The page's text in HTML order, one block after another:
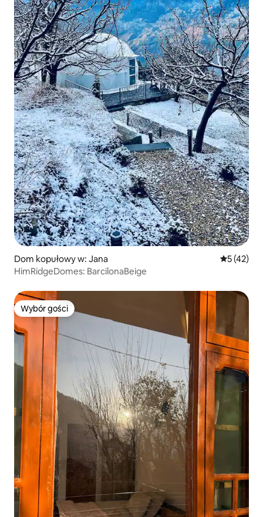
Dom kopułowy w: Jana Średnia
5 (42)
HimRidgeDomes: BarcilonaBeige
Wybór gości
Wybór gości